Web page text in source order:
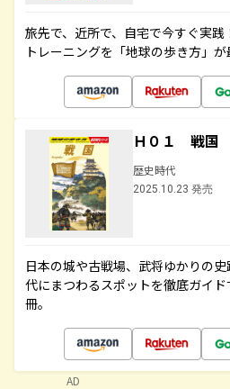
旅先で、近所で、自宅で今すぐ実
トレーニングを「地球の歩き方」
Ｈ０１ 戦国
歴史時代
2025.10.23 発売
日本の城や古戦場、武将ゆかりの
代にまつわるスポットを徹底ガイ
冊。
AD